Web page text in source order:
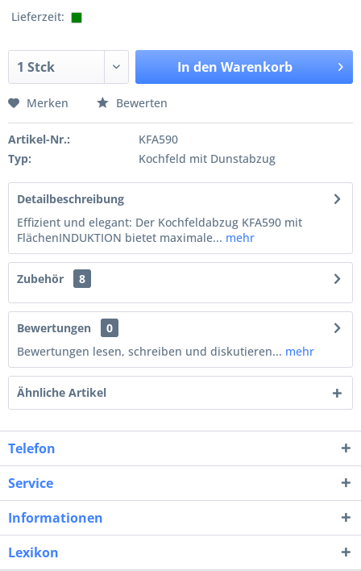
Lieferzeit:
In den Warenkorb
Merken Bewerten
Artikel-Nr.:
KFA590
Typ:
Kochfeld mit Dunstabzug
Detailbeschreibung
Effizient und elegant: Der Kochfeldabzug KFA590 mit
FlächenINDUKTION bietet maximale... mehr
Zubehör 8
Bewertungen
0
Bewertungen lesen, schreiben und diskutieren... mehr
Ähnliche Artikel
Telefon
Service
Informationen
Lexikon